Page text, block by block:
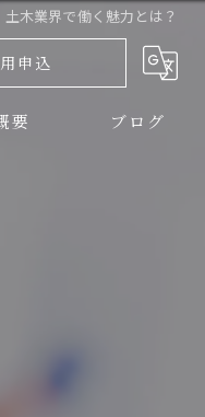
木業界で働く魅力とは？
申込
要 ブログ